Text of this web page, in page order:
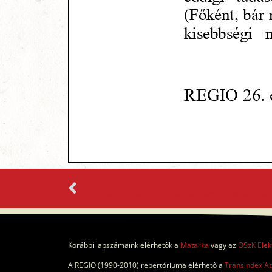
Korábbi lapszámaink elérhetők a Matarka vagy azOSzK
A REGIO (1990-2010) repertóriuma elérhető a Transindex